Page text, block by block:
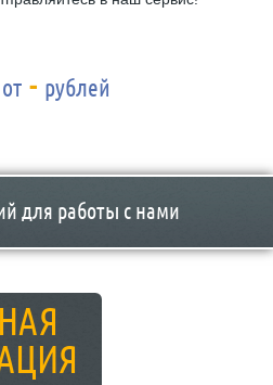
- рублей
для работы с нами